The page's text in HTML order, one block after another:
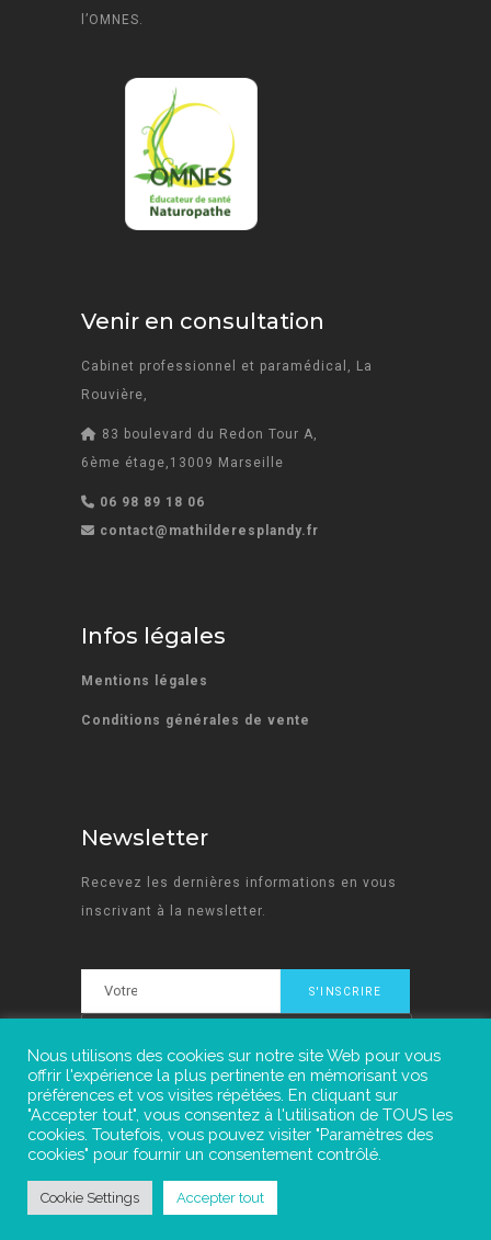
l’OMNES.
Venir en consultation
Cabinet professionnel et paramédical, La
Rouvière,
83 boulevard du Redon Tour A,
6ème étage,13009 Marseille
06 98 89 18 06
contact@mathilderesplandy.fr
Infos légales
Mentions légales
Conditions générales de vente
Newsletter
Recevez les dernières informations en vous
inscrivant à la newsletter.
Reseaux sociaux :
Nous utilisons des cookies sur notre site Web pour vous
offrir l'expérience la plus pertinente en mémorisant vos
préférences et vos visites répétées. En cliquant sur
"Accepter tout", vous consentez à l'utilisation de TOUS les
cookies. Toutefois, vous pouvez visiter "Paramètres des
cookies" pour fournir un consentement contrôlé.
Cookie Settings Accepter tout